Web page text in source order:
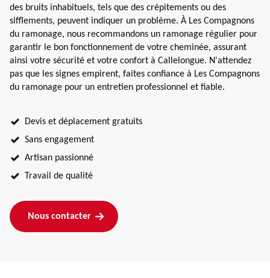
des bruits inhabituels, tels que des crépitements ou des
sifflements, peuvent indiquer un problème. À Les Compagnons
du ramonage, nous recommandons un ramonage régulier pour
garantir le bon fonctionnement de votre cheminée, assurant
ainsi votre sécurité et votre confort à Callelongue. N'attendez
pas que les signes empirent, faites confiance à Les Compagnons
du ramonage pour un entretien professionnel et fiable.
Devis et déplacement gratuits
Sans engagement
Artisan passionné
Travail de qualité
Nous contacter